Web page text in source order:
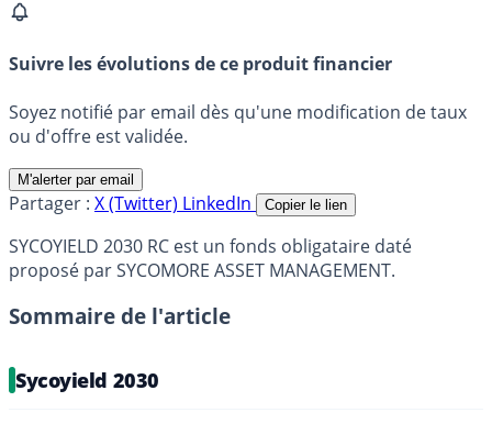
Suivre les évolutions de ce produit financier
Soyez notifié par email dès qu'une modification de taux
ou d'offre est validée.
M'alerter par email
Partager : X (Twitter) LinkedIn Copier le lien
SYCOYIELD 2030 RC est un fonds obligataire daté
proposé par SYCOMORE ASSET MANAGEMENT.
Sommaire de l'article
Sycoyield 2030